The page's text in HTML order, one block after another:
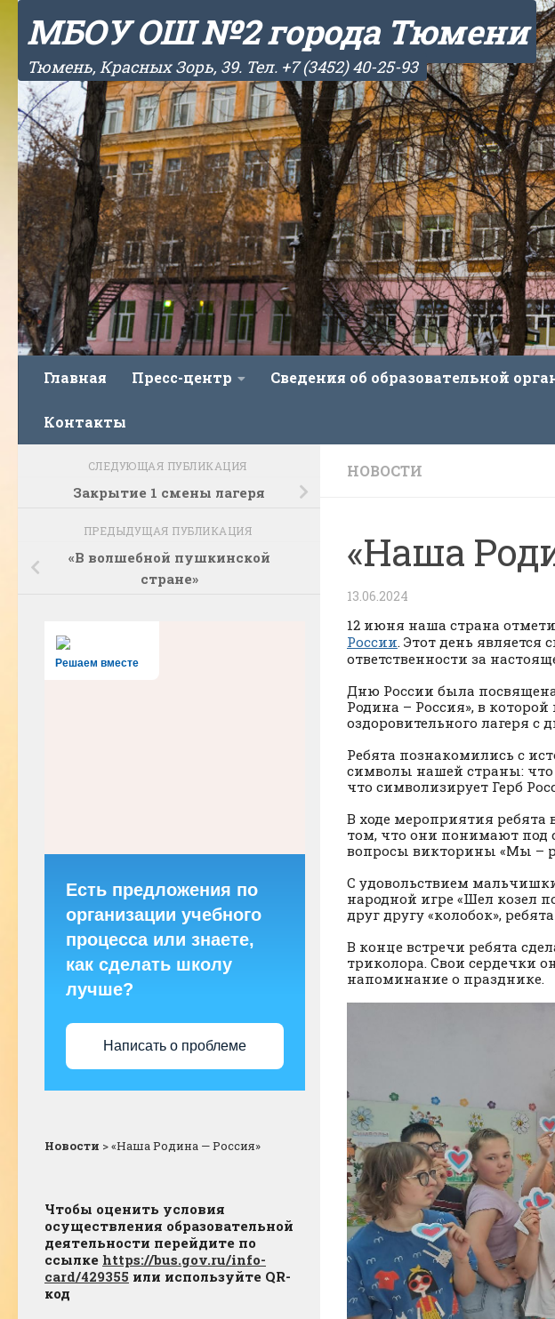
Skip to content
МБОУ ОШ №2 города Тюмени
Тюмень, Красных Зорь, 39. Тел. +7 (3452) 40-25-93
Главная Пресс-центр Сведения об образовательной
Контакты
НОВОСТИ
«Наша
13.06.2024
12 июня наша страна
России. Этот день
ответственности за
Дню России была
Родина – Россия», в
оздоровительного лагеря
Ребята познакомились с
символы нашей страны: что
что символизирует Герб
В ходе мероприятия
том, что они понимают под
вопросы викторины «Мы –
С удовольствием
народной игре «Шел козел
друг другу «колобок»,
В конце встречи ребята
триколора. Свои сердечки
напоминание о празднике.
СЛЕДУЮЩАЯ ПУБЛИКАЦИЯ
Закрытие 1 смены лагеря
ПРЕДЫДУЩАЯ ПУБЛИКАЦИЯ
«В волшебной пушкинской
стране»
Решаем вместе
Есть предложения по
организации учебного
процесса или знаете,
как сделать школу
лучше?
Написать о проблеме
Новости >«Наша Родина — Россия»
Чтобы оценить условия
осуществления образовательной
деятельности перейдите по
ссылке https://bus.gov.ru/info-
card/429355 или используйте QR-
код